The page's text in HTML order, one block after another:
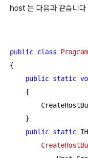
host 는 다음과 같습니다
public class
Program
{
public static
    {
    }
public static